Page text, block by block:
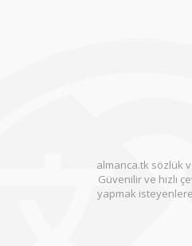
almanca.tk sözlük
Güvenilir ve hızlı
yapmak